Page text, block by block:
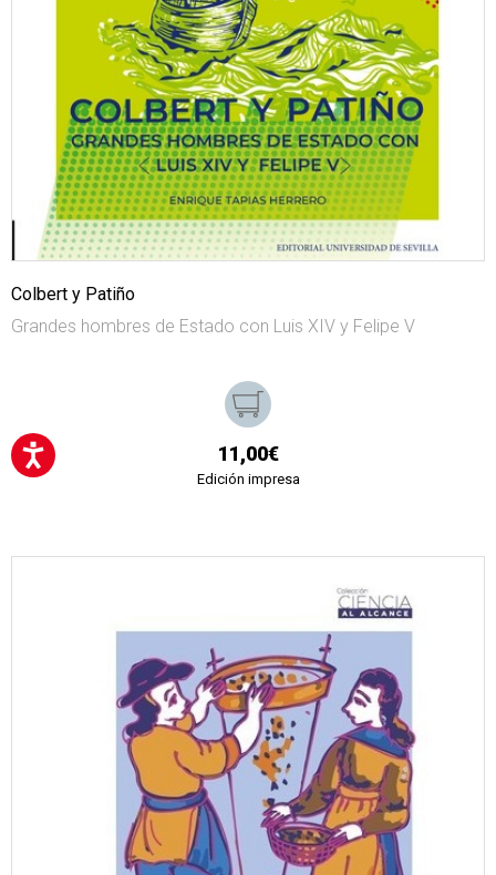
Colbert y Patiño
Grandes hombres de Estado con Luis XIV y Felipe V
11,00€
Edición impresa